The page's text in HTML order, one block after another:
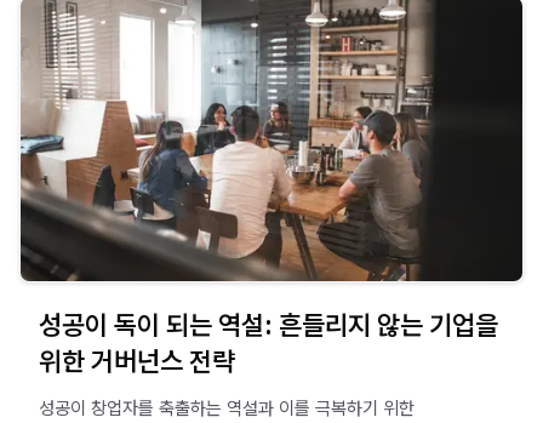
성공이 독이 되는 역설: 흔들리지 않는 기업을
위한 거버넌스 전략
성공이 창업자를 축출하는 역설과 이를 극복하기 위한